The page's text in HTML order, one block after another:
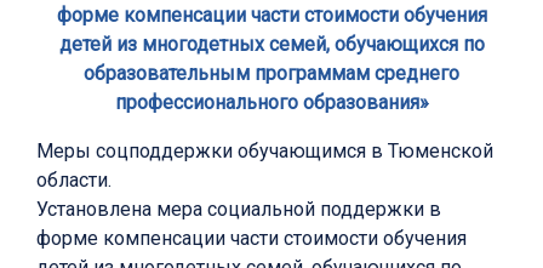
форме компенсации части стоимости обучения
детей из многодетных семей, обучающихся по
образовательным программам среднего
профессионального образования»
Меры соцподдержки обучающимся в Тюменской
области.
Установлена мера социальной поддержки в
форме компенсации части стоимости обучения